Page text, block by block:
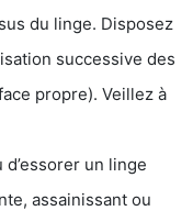
du linge. Disposez
successive des
propre). Veillez à
un linge
assainissant ou